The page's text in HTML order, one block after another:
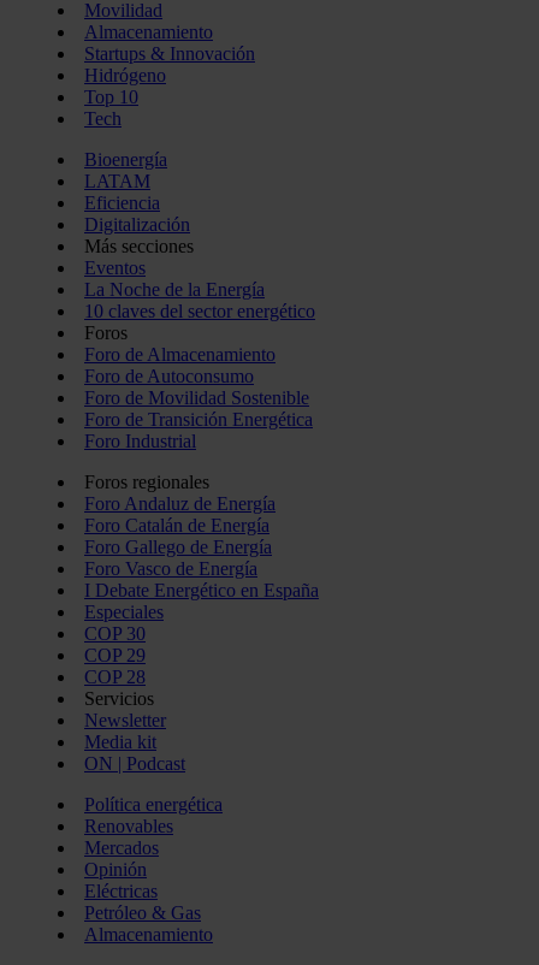
Movilidad
Almacenamiento
Startups & Innovación
Hidrógeno
Top 10
Tech
Bioenergía
LATAM
Eficiencia
Digitalización
Más secciones
Eventos
La Noche de la Energía
10 claves del sector energético
Foros
Foro de Almacenamiento
Foro de Autoconsumo
Foro de Movilidad Sostenible
Foro de Transición Energética
Foro Industrial
Foros regionales
Foro Andaluz de Energía
Foro Catalán de Energía
Foro Gallego de Energía
Foro Vasco de Energía
I Debate Energético en España
Especiales
COP 30
COP 29
COP 28
Servicios
Newsletter
Media kit
ON | Podcast
Política energética
Renovables
Mercados
Opinión
Eléctricas
Petróleo & Gas
Almacenamiento